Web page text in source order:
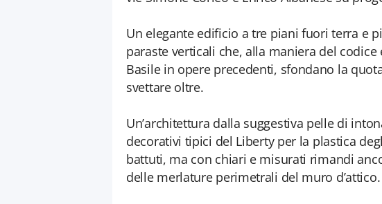
Un elegante edificio a tre piani fuori terra e
paraste verticali che, alla maniera del
Basile in opere precedenti, sfondano la
svettare oltre.
Un’architettura dalla suggestiva pelle di
decorativi tipici del Liberty per la plastica
battuti, ma con chiari e misurati rimandi
delle merlature perimetrali del muro d’attico.